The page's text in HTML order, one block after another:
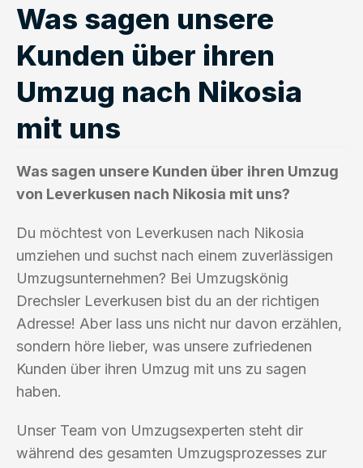
Was sagen unsere
Kunden über ihren
Umzug nach Nikosia
mit uns
Was sagen unsere Kunden über ihren Umzug
von Leverkusen nach Nikosia mit uns?
Du möchtest von Leverkusen nach Nikosia
umziehen und suchst nach einem zuverlässigen
Umzugsunternehmen? Bei Umzugskönig
Drechsler Leverkusen bist du an der richtigen
Adresse! Aber lass uns nicht nur davon erzählen,
sondern höre lieber, was unsere zufriedenen
Kunden über ihren Umzug mit uns zu sagen
haben.
Unser Team von Umzugsexperten steht dir
während des gesamten Umzugsprozesses zur